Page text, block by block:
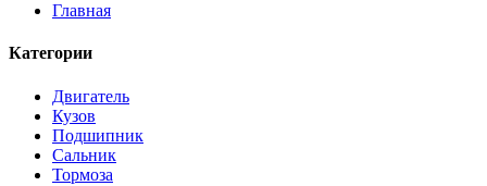
Главная
Категории
Двигатель
Кузов
Подшипник
Сальник
Тормоза